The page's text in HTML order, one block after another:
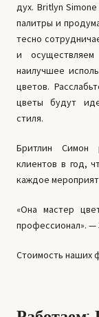
дух. Britlyn
палитры и
тесно
и
наилучшее
цветов.
цветы будут
стиля.
Бритлин Симон
клиентов в год,
каждое
«Она мастер
профессионал». —
Стоимость наших